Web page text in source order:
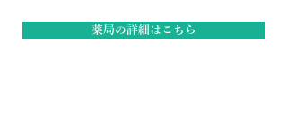
薬局の詳細はこちら